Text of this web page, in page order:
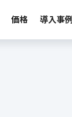
価格 導入事